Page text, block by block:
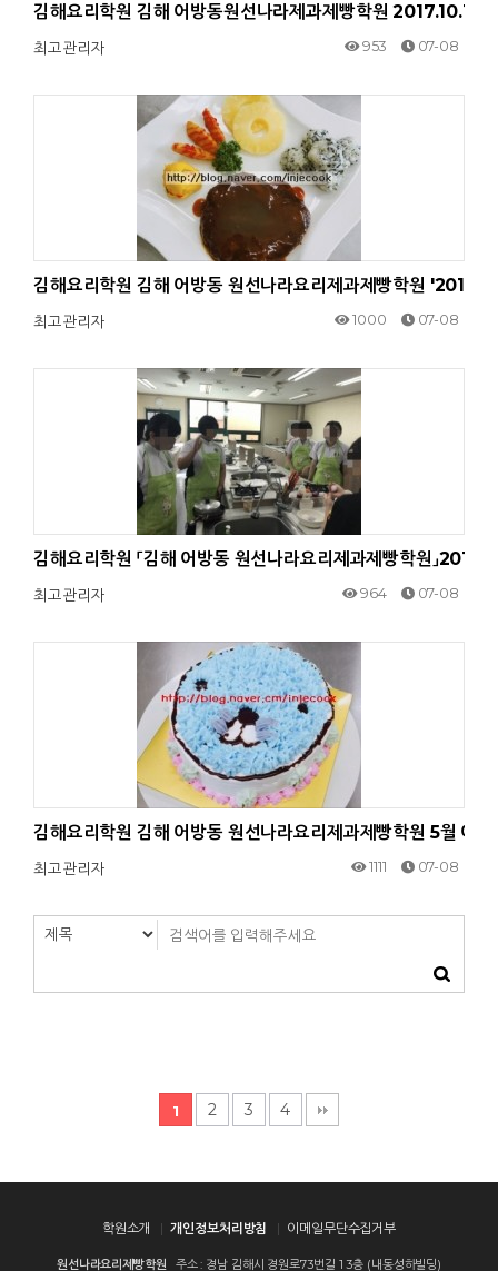
김해요리학원 김해 어방동원선나라제과제빵학원 2017.10.13.
최고관리자 953 07-08
김해요리학원 김해 어방동 원선나라요리제과제빵학원
최고관리자 1000 07-08
김해요리학원 「김해 어방동 원선나라요리제과제빵학원」
최고관리자 964 07-08
김해요리학원 김해 어방동 원선나라요리제과제빵학원 5월 어
최고관리자 1111 07-08
1 2 3 4
학원소개 개인정보처리방침 이메일무단수집거부
원선나라요리제빵학원 주소 : 경남 김해시 경원로73번길 1 3층 (내동성하빌딩)